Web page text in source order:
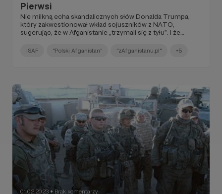
Pierwsi
Nie milkną echa skandalicznych słów Donalda Trumpa,
który zakwestionował wkład sojuszników z NATO,
sugerując, że w Afganistanie „trzymali się z tyłu”. I że
ISAF "Polski Afganistan" "zAfganistanu.pl" +5
01.02.2023 ● Brak komentarzy